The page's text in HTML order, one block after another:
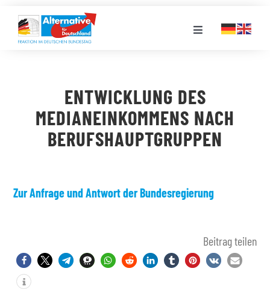
Inhalt
springen
Toggle
LANDESGRUPPEN
VERANSTALTUNGEN
PRESSE
MEDIATHEK
ENTWICKLUNG DES
MEDIANEINKOMMENS NACH
BERUFSHAUPTGRUPPEN
Zur Anfrage und Antwort der Bundesregierung
Beitrag teilen